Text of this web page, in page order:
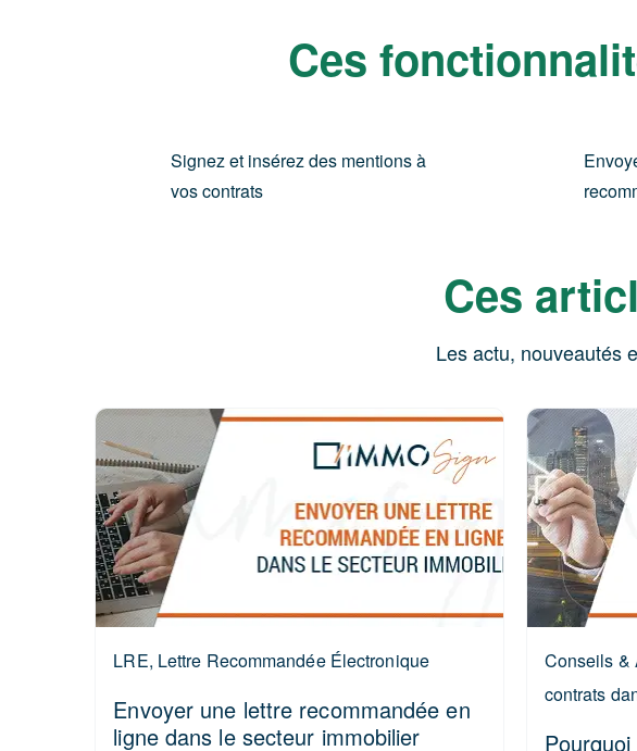
Ces
Signez et insérez des mentions à
vos contrats
Ces
Les actu, nouveautés
LRE, Lettre Recommandée Électronique
Envoyer une lettre recommandée en
ligne dans le secteur immobilier
Conseils &
contrats